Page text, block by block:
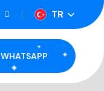
TR
WHATSAPP